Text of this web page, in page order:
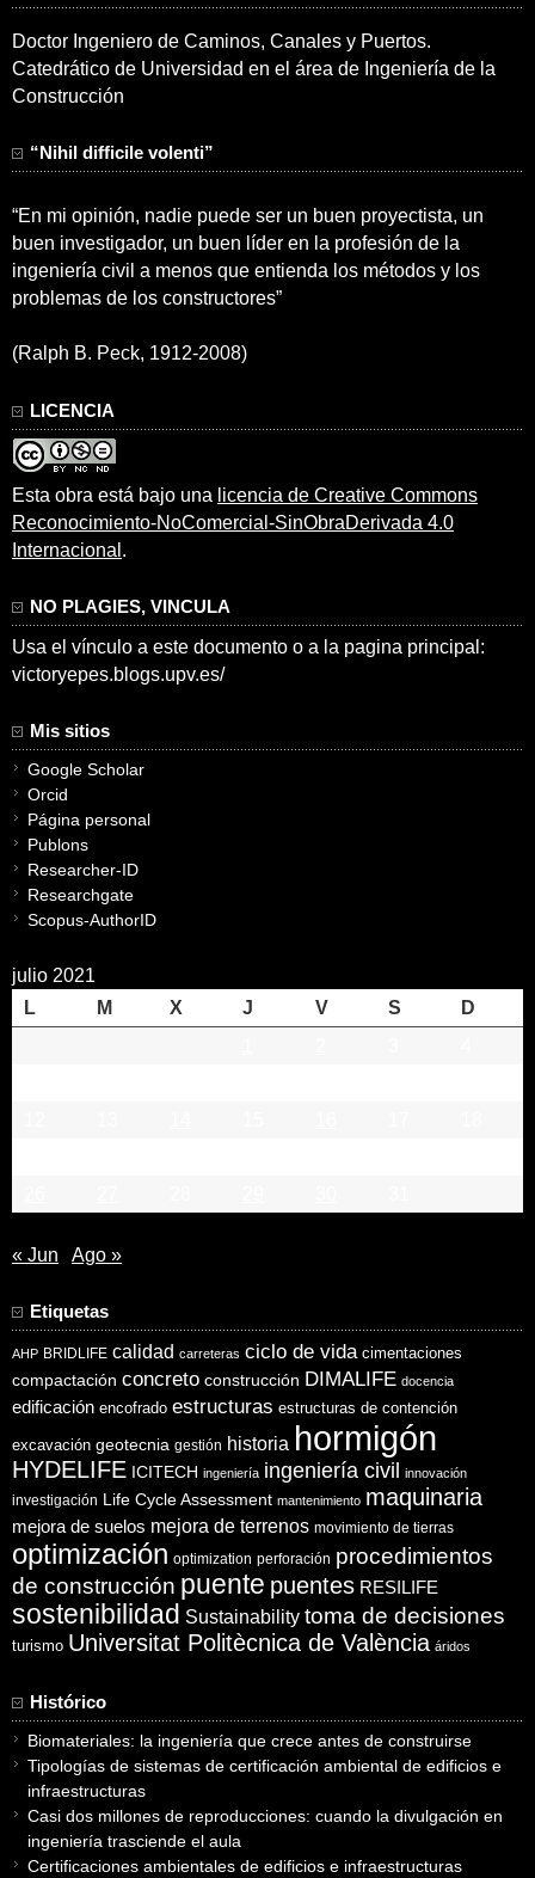
Doctor Ingeniero de Caminos, Canales y Puertos.
Catedrático de Universidad en el área de Ingeniería de la
Construcción
“Nihil difficile volenti”
“En mi opinión, nadie puede ser un buen proyectista, un
buen investigador, un buen líder en la profesión de la
ingeniería civil a menos que entienda los métodos y los
problemas de los constructores”
(Ralph B. Peck, 1912-2008)
LICENCIA
Esta obra está bajo una licencia de Creative Commons
Reconocimiento-NoComercial-SinObraDerivada 4.0
Internacional .
NO PLAGIES, VINCULA
Usa el vínculo a este documento o a la pagina principal:
victoryepes.blogs.upv.es/
Mis sitios
Google Scholar
Orcid
Página personal
Publons
Researcher-ID
Researchgate
Scopus-AuthorID
julio 2021
L
M X J V S
D
« Jun Ago »
Etiquetas
AHP BRIDLIFE calidad carreteras ciclo de vida cimentaciones
compactación concreto construcción DIMALIFE docencia
edificación encofrado estructuras estructuras de contención
excavación geotecnia gestión historia hormigón
HYDELIFE ICITECH ingeniería ingeniería civil innovación
investigación Life Cycle Assessment mantenimiento maquinaria
mejora de suelos mejora de terrenos movimiento de tierras
optimización optimization perforación procedimientos
de construcción puente puentes RESILIFE
sostenibilidad Sustainability toma de decisiones
turismo Universitat Politècnica de València áridos
Histórico
Biomateriales: la ingeniería que crece antes de construirse
Tipologías de sistemas de certificación ambiental de edificios e
infraestructuras
Casi dos millones de reproducciones: cuando la divulgación en
ingeniería trasciende el aula
Certificaciones ambientales de edificios e infraestructuras